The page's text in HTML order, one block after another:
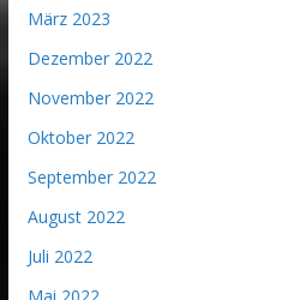
März 2023
Dezember 2022
November 2022
Oktober 2022
September 2022
August 2022
Juli 2022